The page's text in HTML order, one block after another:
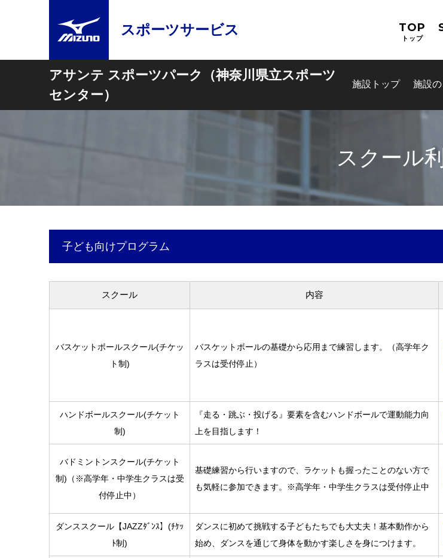
スポーツサービス TOP
トップ
アサンテ スポーツパーク（神奈川県立スポーツ
センター）
施設トップ 施設
スクール
子ども向けプログラム
スクール 内容
バスケットボールスクール(チケッ
ト制)
バスケットボールの基礎から応用まで練習します。（高学年ク
ラスは受付停止）
ハンドボールスクール(チケット
制)
『走る・跳ぶ・投げる』要素を含むハンドボールで運動能力向
上を目指します！
バドミントンスクール(チケット
制)（※高学年・中学生クラスは受
付停止中）
基礎練習から行いますので、ラケットも握ったことのない方で
も気軽に参加できます。※高学年・中学生クラスは受付停止中
ダンススクール【JAZZﾀﾞﾝｽ】(ﾁｹｯ
ﾄ制)
ダンスに初めて挑戦する子どもたちでも大丈夫！基本動作から
始め、ダンスを通じて身体を動かす楽しさを身につけます。